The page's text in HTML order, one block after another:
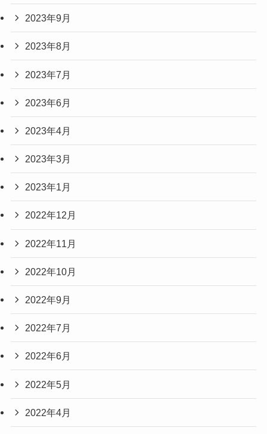
2023年9月
2023年8月
2023年7月
2023年6月
2023年4月
2023年3月
2023年1月
2022年12月
2022年11月
2022年10月
2022年9月
2022年7月
2022年6月
2022年5月
2022年4月